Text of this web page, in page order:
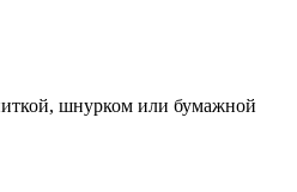
шнурком или бумажной